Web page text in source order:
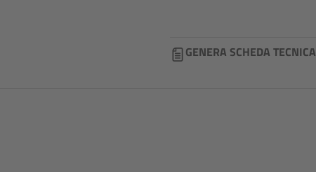
GENERA SCHEDA TECNICA